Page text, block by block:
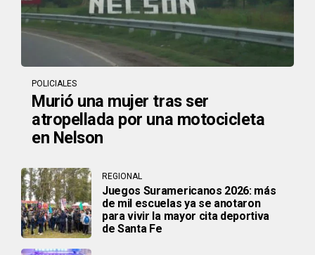
POLICIALES
Murió una mujer tras ser
atropellada por una motocicleta
en Nelson
REGIONAL
Juegos Suramericanos 2026: más
de mil escuelas ya se anotaron
para vivir la mayor cita deportiva
de Santa Fe